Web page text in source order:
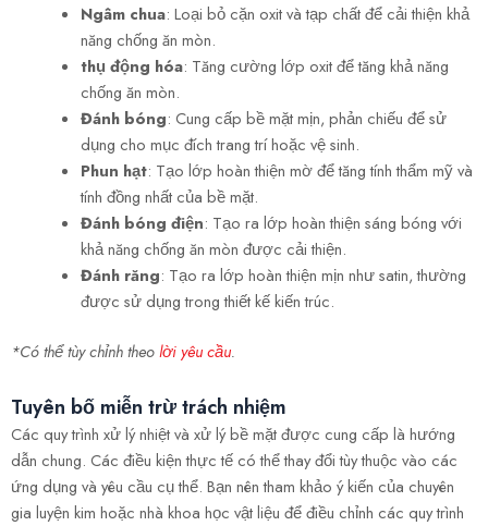
Ngâm chua: Loại bỏ cặn oxit và tạp chất để cải thiện khả
năng chống ăn mòn.
thụ động hóa: Tăng cường lớp oxit để tăng khả năng
chống ăn mòn.
Đánh bóng: Cung cấp bề mặt mịn, phản chiếu để sử
dụng cho mục đích trang trí hoặc vệ sinh.
Phun hạt: Tạo lớp hoàn thiện mờ để tăng tính thẩm mỹ và
tính đồng nhất của bề mặt.
Đánh bóng điện: Tạo ra lớp hoàn thiện sáng bóng với
khả năng chống ăn mòn được cải thiện.
Đánh răng: Tạo ra lớp hoàn thiện mịn như satin, thường
được sử dụng trong thiết kế kiến trúc.
*Có thể tùy chỉnh theolời yêu cầu.
Tuyên bố miễn trừ trách nhiệm
Các quy trình xử lý nhiệt và xử lý bề mặt được cung cấp là hướng
dẫn chung. Các điều kiện thực tế có thể thay đổi tùy thuộc vào các
ứng dụng và yêu cầu cụ thể. Bạn nên tham khảo ý kiến của chuyên
gia luyện kim hoặc nhà khoa học vật liệu để điều chỉnh các quy trình